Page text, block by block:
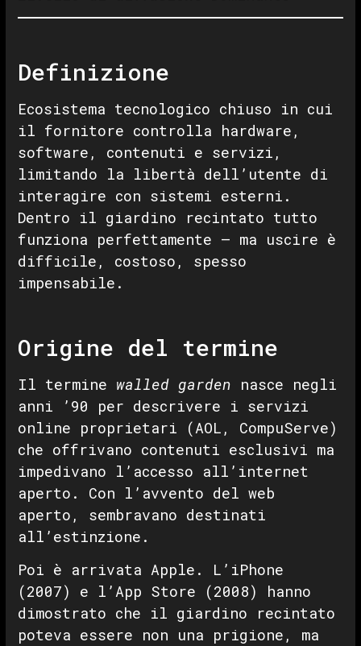
Definizione
Ecosistema tecnologico chiuso in cui
il fornitore controlla hardware,
software, contenuti e servizi,
limitando la libertà dell’utente di
interagire con sistemi esterni.
Dentro il giardino recintato tutto
funziona perfettamente — ma uscire è
difficile, costoso, spesso
impensabile.
Origine del termine
Il termine walled garden nasce negli
anni ’90 per descrivere i servizi
online proprietari (AOL, CompuServe)
che offrivano contenuti esclusivi ma
impedivano l’accesso all’internet
aperto. Con l’avvento del web
aperto, sembravano destinati
all’estinzione.
Poi è arrivata Apple. L’iPhone
(2007) e l’App Store (2008) hanno
dimostrato che il giardino recintato
poteva essere non una prigione, ma